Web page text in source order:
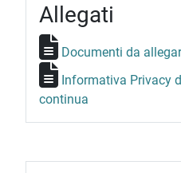
Allegati
Documenti da
Informativa Privacy
continua